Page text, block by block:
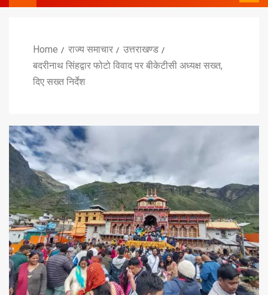
Home राज्य समाचार
उत्तराखण्ड
बदरीनाथ सिंहद्वार फोटो विवाद पर बीकेटीसी अध्यक्ष सख्त,
दिए सख्त निर्देश